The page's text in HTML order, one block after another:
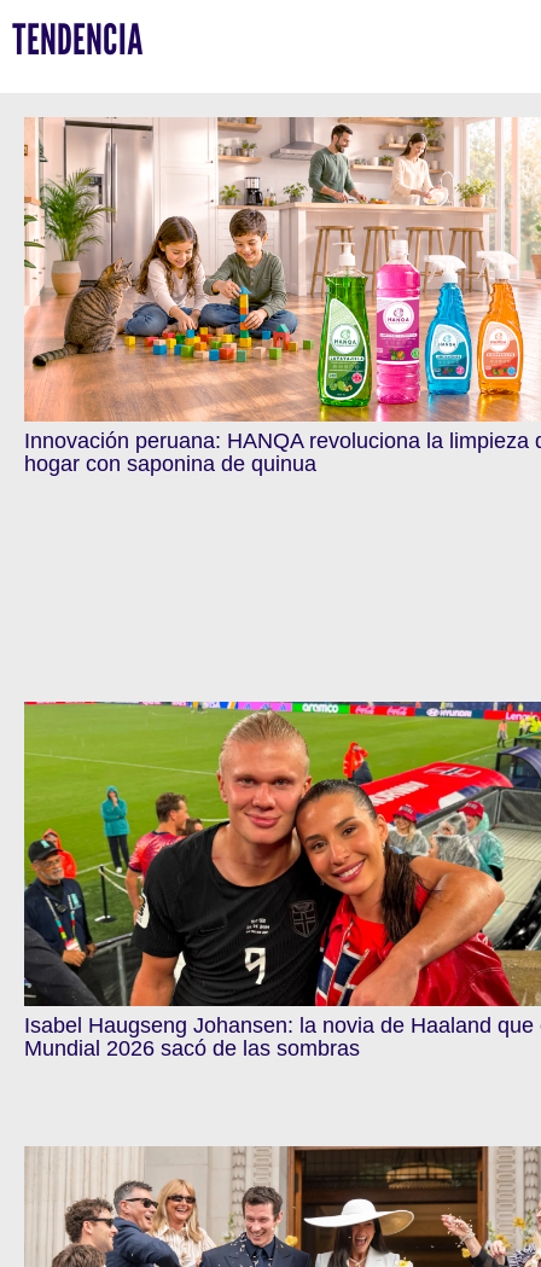
TENDENCIA
Innovación peruana: HANQA revoluciona la limpieza
hogar con saponina de quinua
Isabel Haugseng Johansen: la novia de Haaland que
Mundial 2026 sacó de las sombras